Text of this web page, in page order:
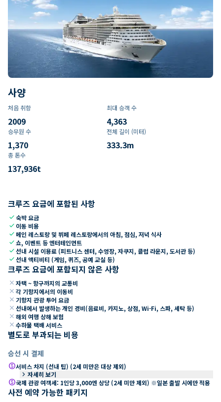
사양
처음 취항
2009
최대 승객 수
4,363
승무원 수
1,370
전체 길이 (미터)
333.3m
총 톤수
137,936t
크루즈 요금에 포함된 사항
check숙박 요금
check 이동 비용
check 메인 레스토랑 및 뷔페 레스토랑에서의 아침, 점심, 저녁 식사
check쇼, 이벤트 등 엔터테인먼트
check선내 시설 이용료 (피트니스 센터, 수영장, 자쿠지, 클럽 라운지, 도서관 등)
check선내 액티비티 (게임, 퀴즈, 공예 교실 등)
크루즈 요금에 포함되지 않은 사항
close 자택 ~ 항구까지의 교통비
close 각 기항지에서의 이동비
close 기항지 관광 투어 요금
close 선내에서 발생하는 개인 경비(음료비, 카지노, 상점, Wi-Fi, 스파, 세탁 등)
close 해외 여행 상해 보험
close 수하물 택배 서비스
별도로 부과되는 비용
승선 시 결제
paid서비스 차지 (선내 팁) (2세 미만은 대상 제외)
keyboard_arrow_right 자세히 보기
paid국제 관광 여객세: 1인당 3,000엔 상당 (2세 미만 제외) ※일본 출발 시에만 적용
사전 예약 가능한 패키지